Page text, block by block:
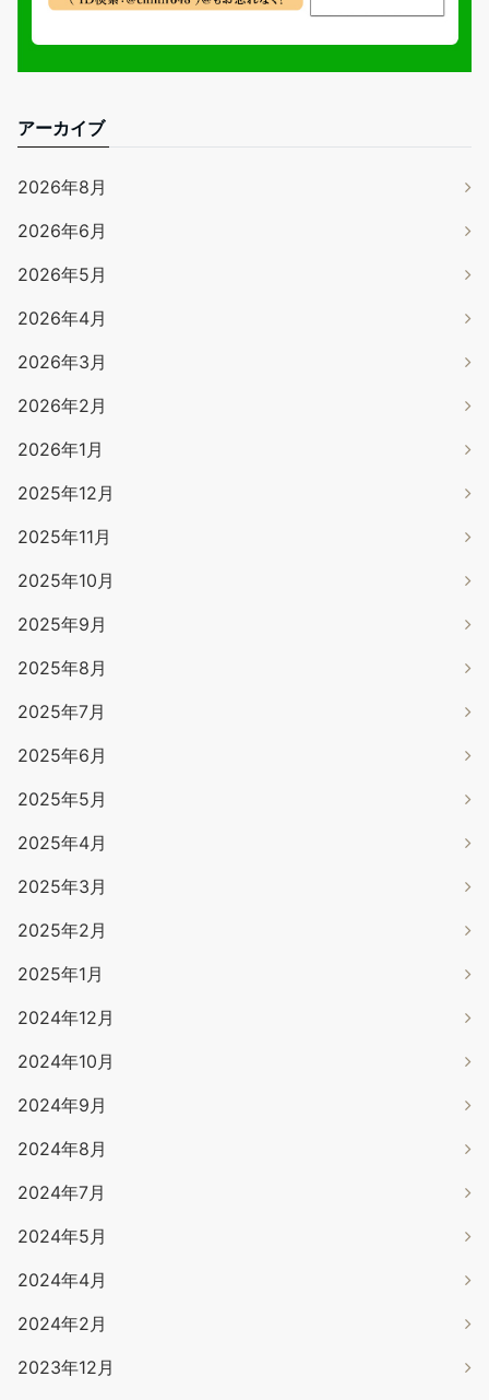
アーカイブ
2026年8月
2026年6月
2026年5月
2026年4月
2026年3月
2026年2月
2026年1月
2025年12月
2025年11月
2025年10月
2025年9月
2025年8月
2025年7月
2025年6月
2025年5月
2025年4月
2025年3月
2025年2月
2025年1月
2024年12月
2024年10月
2024年9月
2024年8月
2024年7月
2024年5月
2024年4月
2024年2月
2023年12月